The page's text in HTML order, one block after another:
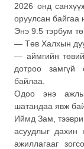
2026 онд
оруулсан байгаа
Энэ 9.5 тэрбум
— Төв Халхын
— аймгийн
дотроо замгүй
байлаа.
Одоо энэ
шатандаа явж
Иймд Зам,
асуудлыг дахин
ажиллагааг